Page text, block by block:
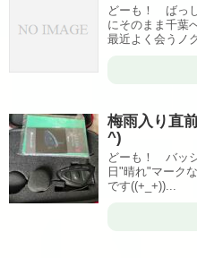
どーも！ ばっ
にそのまま千葉
最近よく会うノ
梅雨入り直
^)
どーも！ バッ
日"晴れ"マーク
です((+_+))...